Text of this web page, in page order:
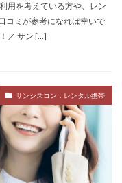
用を考えている方や、レン
コミが参考になれば幸いで
／ サン […]
サンシスコン：レンタル携帯